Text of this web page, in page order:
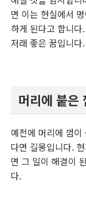
면 이는 현실에서
하게 된다고 합니
저래 좋은 꿈입니다.
머리에 붙은
예전에 머리에 껌
다면 길몽입니다.
면 그 일이 해결이
다.